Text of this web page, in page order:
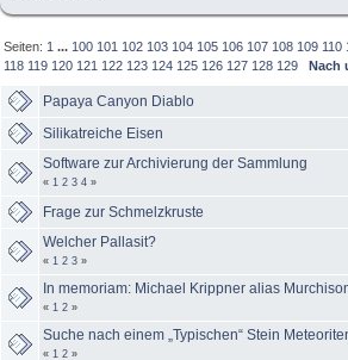
Seiten: 1 ... 100 101 102 103 104 105 106 107 108 109 110
118 119 120 121 122 123 124 125 126 127 128 129 Nach
Papaya Canyon Diablo
Silikatreiche Eisen
Software zur Archivierung der Sammlung
« 1 2 3 4 »
Frage zur Schmelzkruste
Welcher Pallasit?
« 1 2 3 »
In memoriam: Michael Krippner alias
« 1 2 »
Suche nach einem „Typischen“ Stein
« 1 2 »